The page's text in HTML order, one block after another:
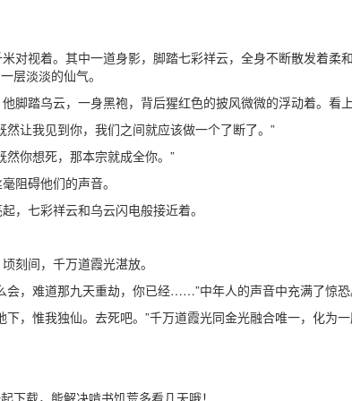
对视着。其中一道身影，脚踏七彩祥云，全身不断散发着柔
层淡淡的仙气。
脚踏乌云，一身黑袍，背后猩红色的披风微微的浮动着。看
让我见到你，我们之间就应该做一个了断了。”
你想死，那本宗就成全你。”
阻碍他们的声音。
，七彩祥云和乌云闪电般接近着。
刻间，千万道霞光湛放。
，难道那九天重劫，你已经……”中年人的声音中充满了惊恐
下，惟我独仙。去死吧。”千万道霞光同金光融合唯一，化为